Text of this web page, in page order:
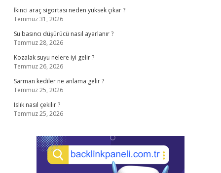
İkinci araç sigortası neden yüksek çıkar ?
Temmuz 31, 2026
Su basıncı düşürücü nasıl ayarlanır ?
Temmuz 28, 2026
Kozalak suyu nelere iyi gelir ?
Temmuz 26, 2026
Sarman kediler ne anlama gelir ?
Temmuz 25, 2026
Islık nasıl çekilir ?
Temmuz 25, 2026